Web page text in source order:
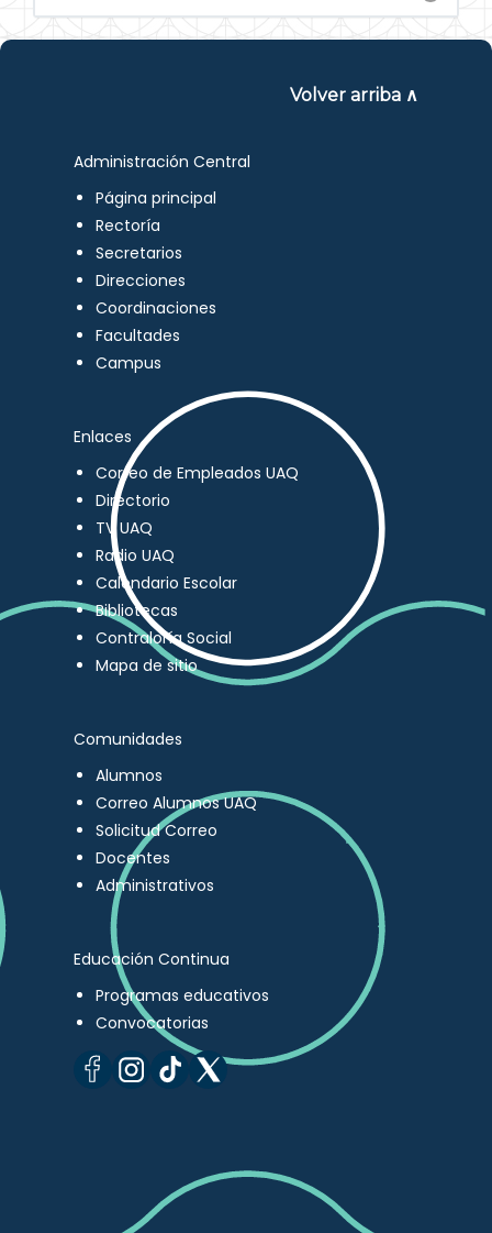
Volver arriba ∧
Administración Central
Página principal
Rectoría
Secretarios
Direcciones
Coordinaciones
Facultades
Campus
Enlaces
Correo de Empleados UAQ
Directorio
TV UAQ
Radio UAQ
Calendario Escolar
Bibliotecas
Contraloría Social
Mapa de sitio
Comunidades
Alumnos
Correo Alumnos UAQ
Solicitud Correo
Docentes
Administrativos
Educación Continua
Programas educativos
Convocatorias